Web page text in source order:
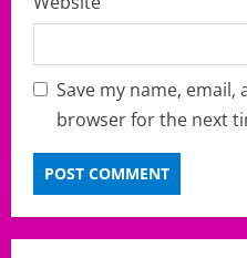
Save my name, email,
browser for the next